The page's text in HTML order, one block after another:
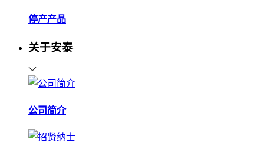
停产产品
关于安泰
公司简介